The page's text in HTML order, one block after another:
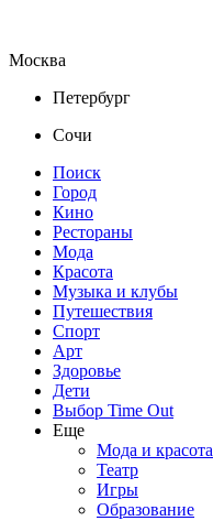
Москва
Петербург
Сочи
Поиск
Город
Кино
Рестораны
Мода
Красота
Музыка и клубы
Путешествия
Спорт
Арт
Здоровье
Дети
Выбор Time Out
Еще
Мода и красота
Театр
Игры
Образование